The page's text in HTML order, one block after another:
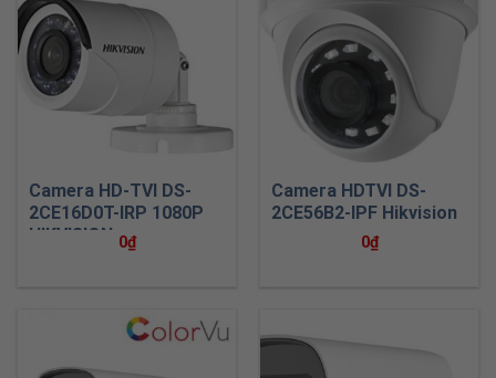
Camera HD-TVI DS-
2CE16D0T-IRP 1080P
HIKVISION 0₫
Camera HDTVI DS-
2CE56B2-IPF Hikvision
0₫